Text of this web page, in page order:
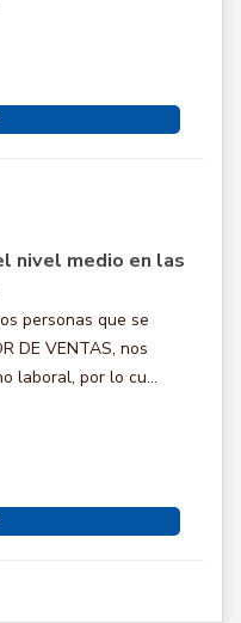
nivel medio en las
personas que se
DE VENTAS, nos
laboral, por lo cu...